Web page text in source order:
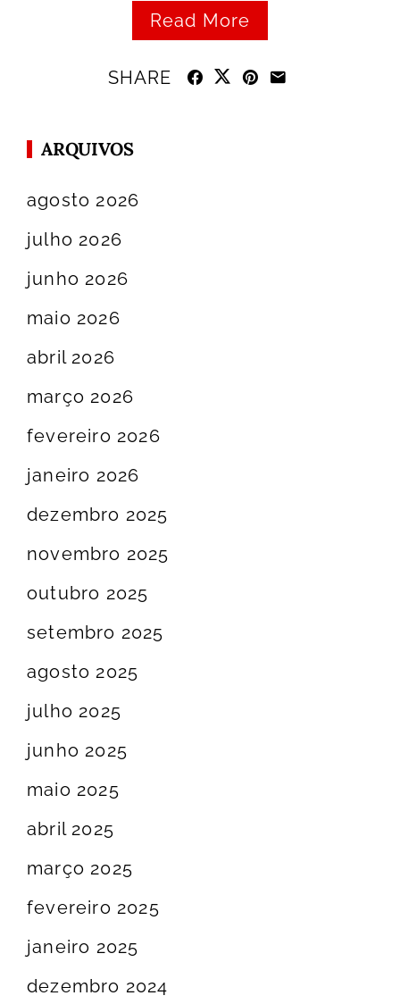
Read More
SHARE
ARQUIVOS
agosto 2026
julho 2026
junho 2026
maio 2026
abril 2026
março 2026
fevereiro 2026
janeiro 2026
dezembro 2025
novembro 2025
outubro 2025
setembro 2025
agosto 2025
julho 2025
junho 2025
maio 2025
abril 2025
março 2025
fevereiro 2025
janeiro 2025
dezembro 2024